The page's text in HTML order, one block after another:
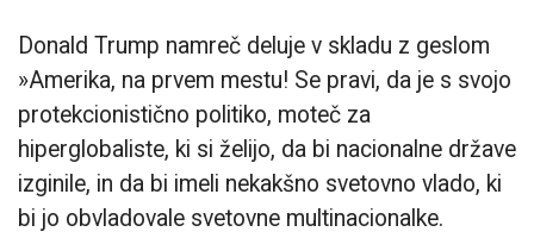
Donald Trump namreč deluje v skladu z geslom
»Amerika, na prvem mestu! Se pravi, da je s svojo
protekcionistično politiko, moteč za
hiperglobaliste, ki si želijo, da bi nacionalne države
izginile, in da bi imeli nekakšno svetovno vlado, ki
bi jo obvladovale svetovne multinacionalke.